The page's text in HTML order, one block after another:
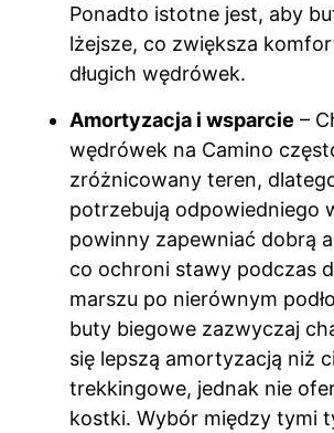
Ponadto istotne jest, aby
lżejsze, co zwiększa
długich wędrówek.
Amortyzacja i wsparcie –
wędrówek na Camino
zróżnicowany teren,
potrzebują odpowiedniego
powinny zapewniać dobrą
co ochroni stawy podczas
marszu po nierównym
buty biegowe zazwyczaj
się lepszą amortyzacją niż
trekkingowe, jednak nie
kostki. Wybór między tymi